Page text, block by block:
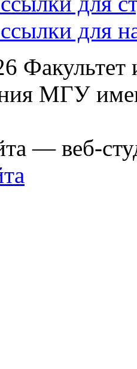
для
Факультет
МГУ
— веб-